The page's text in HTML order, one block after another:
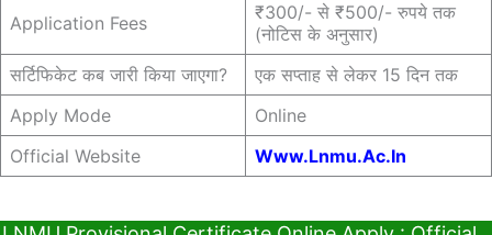
Application Fees
₹300/- से ₹500/- रुपये तक
(नोटिस के अनुसार)
सर्टिफिकेट कब जारी किया जाएगा?
एक सप्ताह से लेकर 15 दिन तक
Apply Mode
Online
Official Website
Www.lnmu.ac.in